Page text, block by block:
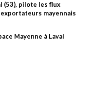
(53), pilote les flux
mayennais
Mayenne à Laval